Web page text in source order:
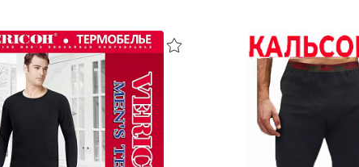
Применить Сбросить
5XL
6XL
7XL
L
XL
3XL/6XL